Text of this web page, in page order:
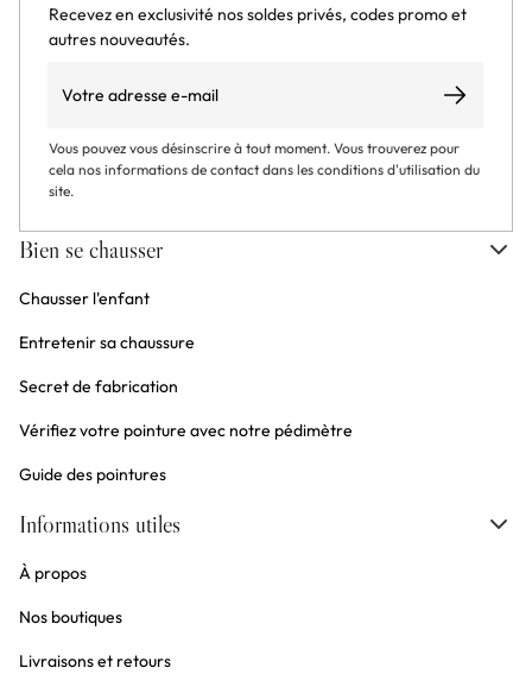
Recevez en exclusivité nos soldes privés, codes promo et
autres nouveautés.
S’abonner
Vous pouvez vous désinscrire à tout moment. Vous trouverez pour
cela nos informations de contact dans les conditions d'utilisation du
site.
Bien se chausser
Chausser l'enfant
Entretenir sa chaussure
Secret de fabrication
Vérifiez votre pointure avec notre pédimètre
Guide des pointures
Informations utiles
À propos
Nos boutiques
Livraisons et retours